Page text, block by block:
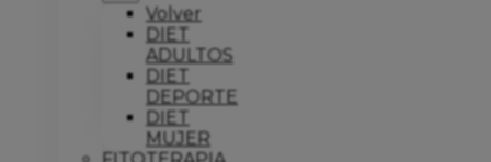
Volver
DIET
ADULTOS
DIET
DEPORTE
DIET
MUJER